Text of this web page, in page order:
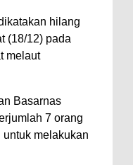
hilang
(18/12) pada
melaut
Basarnas
7 orang
melakukan